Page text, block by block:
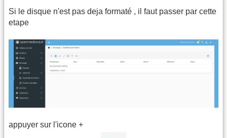
Si le disque n'est pas deja formaté , il faut passer par cette
etape
appuyer sur l'icone +